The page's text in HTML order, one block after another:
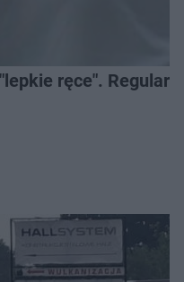
ręce".